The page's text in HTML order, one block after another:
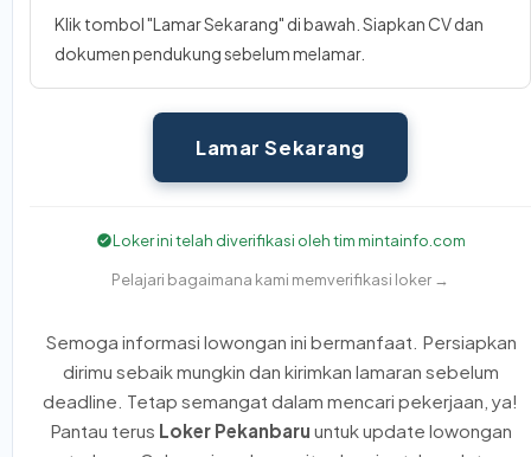
Klik tombol "Lamar Sekarang" di bawah. Siapkan CV dan
dokumen pendukung sebelum melamar.
Lamar Sekarang
Loker ini telah diverifikasi oleh tim mintainfo.com
Pelajari bagaimana kami memverifikasi loker →
Semoga informasi lowongan ini bermanfaat. Persiapkan
dirimu sebaik mungkin dan kirimkan lamaran sebelum
deadline. Tetap semangat dalam mencari pekerjaan, ya!
Pantau terus Loker Pekanbaru untuk update lowongan